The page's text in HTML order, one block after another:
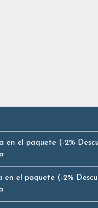
en el paquete (-2%
en el paquete (-2%